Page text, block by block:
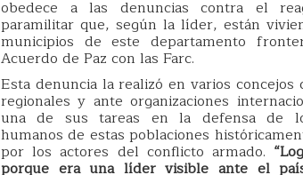
obedece a las denuncias contra el
paramilitar que, según la líder, están
municipios de este departamento
Acuerdo de Paz con las Farc.
Esta denuncia la realizó en varios concejos
regionales y ante organizaciones
una de sus tareas en la defensa de
humanos de estas poblaciones
por los actores del conflicto armado.
porque era una líder visible ante el